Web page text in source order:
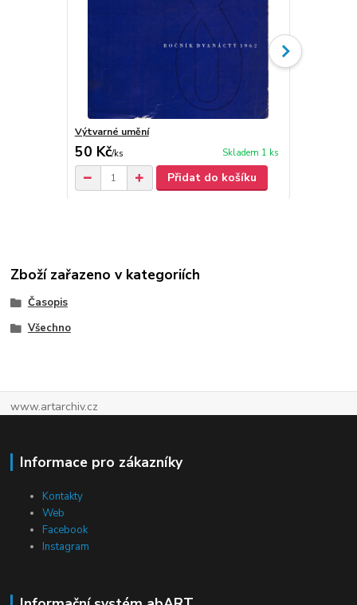
Výtvarné umění
50 Kč/ks Skladem 1 ks
Přidat do košíku
Zboží zařazeno v kategoriích
Časopis
Všechno
www.artarchiv.cz
Informace pro zákazníky
Kontakty
Web
Facebook
Instagram